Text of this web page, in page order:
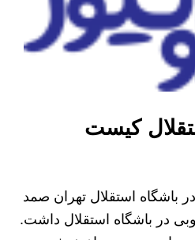
کیست
باشگاه استقلال تهران صمد
در باشگاه استقلال داشت‌.